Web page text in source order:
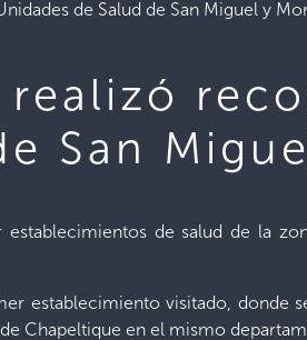
de Salud de San Miguel y
San
de salud de la
establecimiento visitado, donde
Chapeltique en el mismo